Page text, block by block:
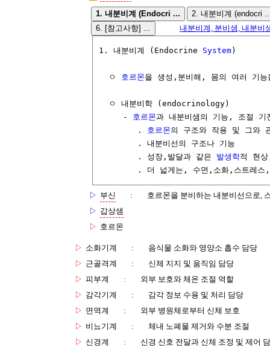
1. 내분비계 (Endocri ...
2. 내분비계 (endocri
6. [참고사항] ...
내분비계, 분비샘, 내분비
1. 내분비계 (Endocrine System)
  ㅇ
호르몬을 생성,분비해, 몸의 여러 기
  ㅇ 내분비학 (endocrinology)
     -
호르몬과 내분비샘의 기능, 조절
        .
호르몬의 구조와 작용 및 그와
        . 내분비선의 구조나 기능
        . 성장,발달과 같은
발생학적 현
        . 더 넓게는, 수면,소화,스트레스,
▷ 부신 :
호르몬을 분비하는 내분비선으로,
▷ 갑상샘
▷ 호르몬
▷ 소화기계 :
음식물 소화와 영양소 흡수 담당
▷ 근골격계 :
신체 지지 및 움직임 담당
▷ 피부계 :
외부 보호와 체온 조절 역할
▷ 감각기계 :
감각 정보 수용 및 처리 담당
▷ 면역계 :
외부 병원체로부터 신체 보호
▷ 비뇨기계 :
체내 노폐물 제거와 수분 조절
▷ 신경계 : 신경 신호 전달과 신체 조정 및 제어